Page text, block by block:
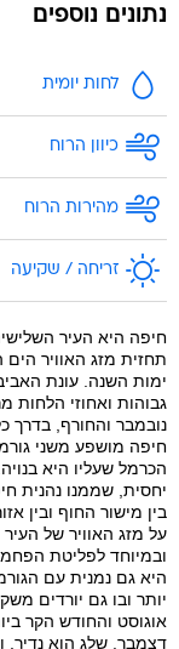
נתונים נוספים
לחות יומית
כיוון הרוח
מהירות הרוח
זריחה / שקיעה
חיפה היא העיר
תחזית מזג האוויר
ימות השנה. עונת
גבוהות ואחוזי הלחות
נובמבר והחורף, בדרך
חיפה מושפע משני
הכרמל שעליו היא
יחסית, שממנו נהנית
בין מישור החוף ובין
על מזג האוויר של
ובמיוחד לפליטת
היא גם נמנית עם
יותר ובו גם יורדים
אוגוסט והחודש הקר